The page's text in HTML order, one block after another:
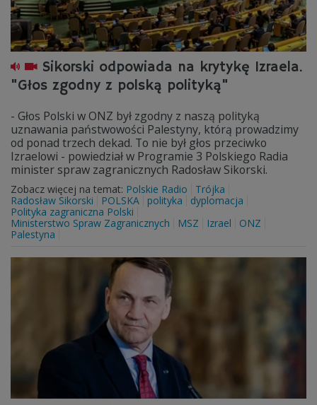
Sikorski odpowiada na krytykę Izraela.
"Głos zgodny z polską polityką"
- Głos Polski w ONZ był zgodny z naszą polityką
uznawania państwowości Palestyny, którą prowadzimy
od ponad trzech dekad. To nie był głos przeciwko
Izraelowi - powiedział w Programie 3 Polskiego Radia
minister spraw zagranicznych Radosław Sikorski.
Zobacz więcej na temat: Polskie Radio
Trójka
Radosław Sikorski
POLSKA polityka
dyplomacja
Polityka zagraniczna Polski
Ministerstwo Spraw Zagranicznych
MSZ Izrael
ONZ
Palestyna